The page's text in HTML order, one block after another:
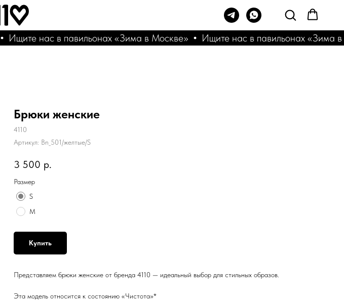
Ищите нас в павильонах «Зима в Москве» Ищите нас в павильонах «Зима в
Брюки женские
4110
Артикул: Bn_501/желтые/S
3 500 р.
Размер
S
M
Купить
Представляем брюки женские от бренда 4110 — идеальный выбор для стильных образов.
Эта модель относится к состоянию «Чистота»*